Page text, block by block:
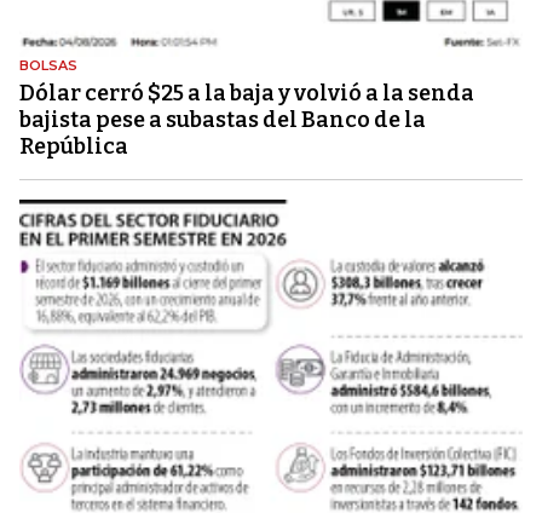
BOLSAS
Dólar cerró $25 a la baja y volvió a la senda
bajista pese a subastas del Banco de la
República